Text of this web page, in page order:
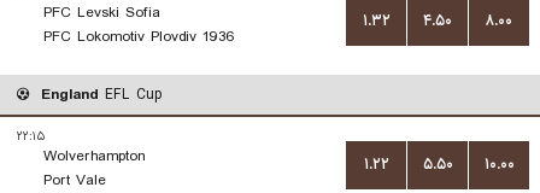
PFC Levski Sofia
PFC Lokomotiv Plovdiv 1936
۱.۳۲ ۴.۵۰ ۸.۰۰
England EFL Cup
۲۲:۱۵
Wolverhampton
Port Vale
۱.۲۲ ۵.۵۰ ۱۰.۰۰